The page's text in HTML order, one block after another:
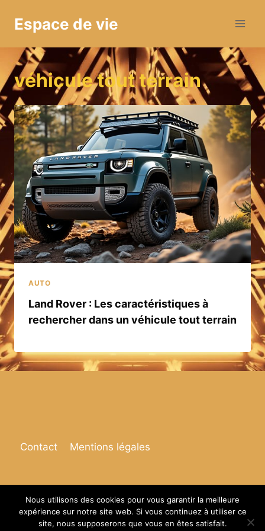
Espace de vie
véhicule tout terrain
AUTO
Land Rover : Les caractéristiques à
rechercher dans un véhicule tout terrain
Contact Mentions légales
© 2026 Espace de vie
Nous utilisons des cookies pour vous garantir la meilleure
expérience sur notre site web. Si vous continuez à utiliser ce
site, nous supposerons que vous en êtes satisfait.